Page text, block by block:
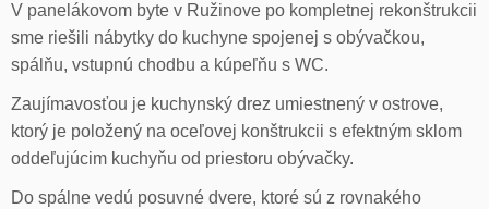
V panelákovom byte v Ružinove po kompletnej rekonštrukcii
sme riešili nábytky do kuchyne spojenej s obývačkou,
spálňu, vstupnú chodbu a kúpeľňu s WC.
Zaujímavosťou je kuchynský drez umiestnený v ostrove,
ktorý je položený na oceľovej konštrukcii s efektným sklom
oddeľujúcim kuchyňu od priestoru obývačky.
Do spálne vedú posuvné dvere, ktoré sú z rovnakého